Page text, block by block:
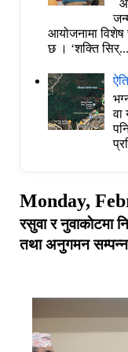
आयोजनामा विशेष
छ । ‘शक्ति सिर्...
वा
Monday,
रसुवा र नुवाकाेटमा
तथा अनुगमन सम्पन्न